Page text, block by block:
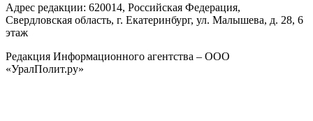
Адрес редакции: 620014, Российская Федерация,
Свердловская область, г. Екатеринбург, ул. Малышева, д. 28, 6
этаж
Редакция Информационного агентства – ООО
«УралПолит.ру»